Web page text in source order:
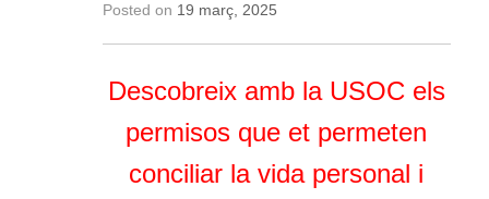
Posted on 19 març, 2025
Descobreix amb la USOC els
permisos que et permeten
conciliar la vida personal i